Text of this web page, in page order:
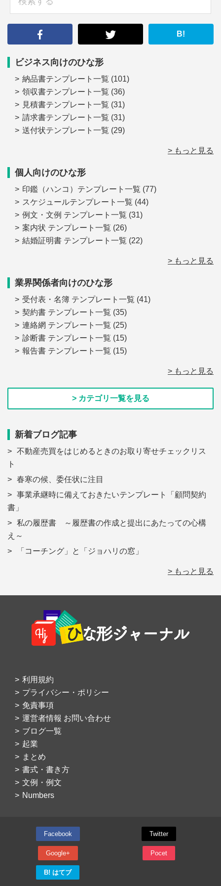
B!
ビジネス向けのひな形
納品書テンプレート一覧 (101)
領収書テンプレート一覧 (36)
見積書テンプレート一覧 (31)
請求書テンプレート一覧 (31)
送付状テンプレート一覧 (29)
> もっと見る
個人向けのひな形
印鑑（ハンコ）テンプレート一覧 (77)
スケジュールテンプレート一覧 (44)
例文・文例 テンプレート一覧 (31)
案内状 テンプレート一覧 (26)
結婚証明書 テンプレート一覧 (22)
> もっと見る
業界関係者向けのひな形
受付表・名簿 テンプレート一覧 (41)
契約書 テンプレート一覧 (35)
連絡網 テンプレート一覧 (25)
診断書 テンプレート一覧 (15)
報告書 テンプレート一覧 (15)
> もっと見る
> カテゴリ一覧を見る
新着ブログ記事
不動産売買をはじめるときのお取り寄せチェックリス
ト
春寒の候、委任状に注目
事業承継時に備えておきたいテンプレート「顧問契約
書」
私の履歴書 ～履歴書の作成と提出にあたっての心構
え～
「コーチング」と「ジョハリの窓」
> もっと見る
Footer
利用規約
プライバシー・ポリシー
免責事項
運営者情報 お問い合わせ
ブログ一覧
起業
まとめ
書式・書き方
文例・例文
Numbers
Facebook Twitter
Google+ Pocet
B! はてブ